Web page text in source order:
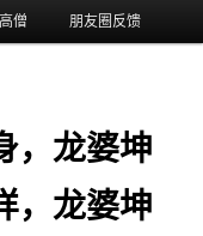
僧 朋友圈反馈
，龙婆坤
，龙婆坤